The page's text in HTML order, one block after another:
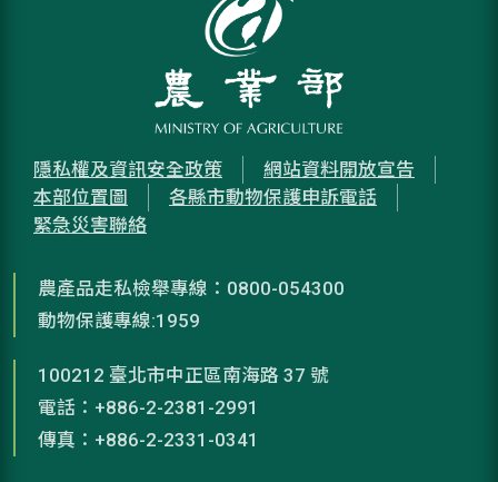
隱私權及資訊安全政策
網站資料開放宣告
本部位置圖
各縣市動物保護申訴電話
緊急災害聯絡
農產品走私檢舉專線：0800-054300
動物保護專線:1959
100212 臺北市中正區南海路 37 號
電話：+886-2-2381-2991
傳真：+886-2-2331-0341